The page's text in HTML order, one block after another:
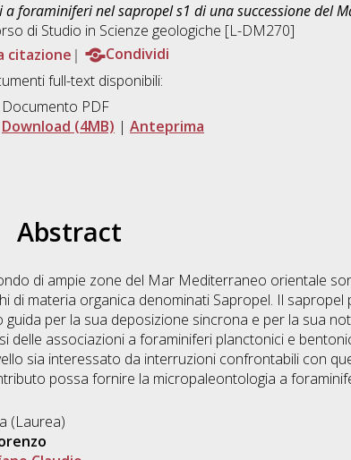
a foraminiferi nel sapropel s1 di una successione del
di Studio in Scienze geologiche [L-DM270]
citazione
Condividi
full-text disponibili:
Documento PDF
Download (4MB) | Anteprima
Abstract
di ampie zone del Mar Mediterraneo orientale
di materia organica denominati Sapropel. Il sapropel
per la sua deposizione sincrona e per la sua
delle associazioni a foraminiferi planctonici e
sia interessato da interruzioni confrontabili con
possa fornire la micropaleontologia a
(Laurea)